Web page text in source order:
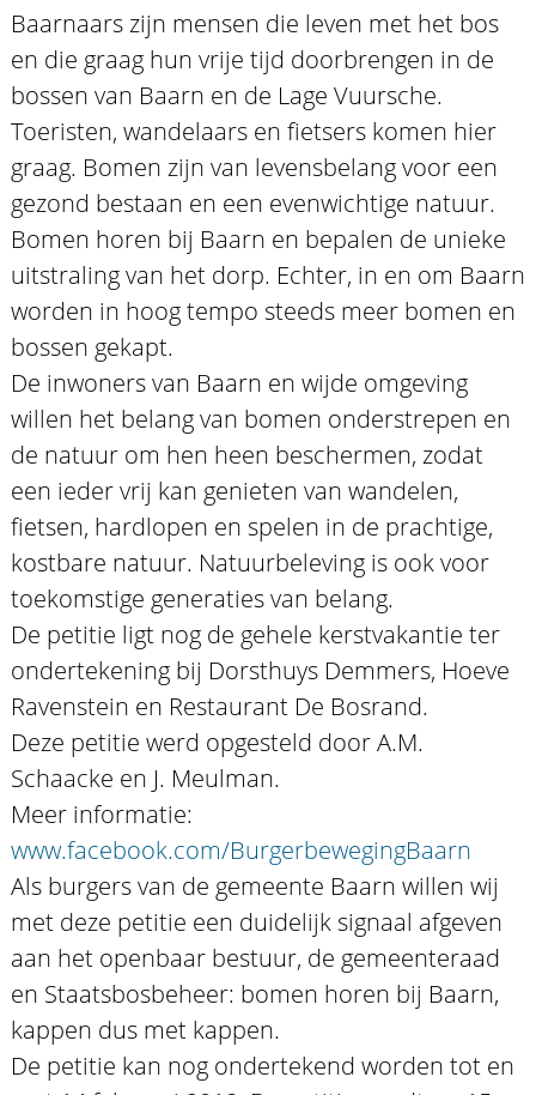
Baarnaars zijn mensen die leven met het bos
en die graag hun vrije tijd doorbrengen in de
bossen van Baarn en de Lage Vuursche.
Toeristen, wandelaars en fietsers komen hier
graag. Bomen zijn van levensbelang voor een
gezond bestaan en een evenwichtige natuur.
Bomen horen bij Baarn en bepalen de unieke
uitstraling van het dorp. Echter, in en om Baarn
worden in hoog tempo steeds meer bomen en
bossen gekapt.
De inwoners van Baarn en wijde omgeving
willen het belang van bomen onderstrepen en
de natuur om hen heen beschermen, zodat
een ieder vrij kan genieten van wandelen,
fietsen, hardlopen en spelen in de prachtige,
kostbare natuur. Natuurbeleving is ook voor
toekomstige generaties van belang.
De petitie ligt nog de gehele kerstvakantie ter
ondertekening bij Dorsthuys Demmers, Hoeve
Ravenstein en Restaurant De Bosrand.
Deze petitie werd opgesteld door A.M.
Schaacke en J. Meulman.
Meer informatie:
www.facebook.com/BurgerbewegingBaarn
Als burgers van de gemeente Baarn willen wij
met deze petitie een duidelijk signaal afgeven
aan het openbaar bestuur, de gemeenteraad
en Staatsbosbeheer: bomen horen bij Baarn,
kappen dus met kappen.
De petitie kan nog ondertekend worden tot en